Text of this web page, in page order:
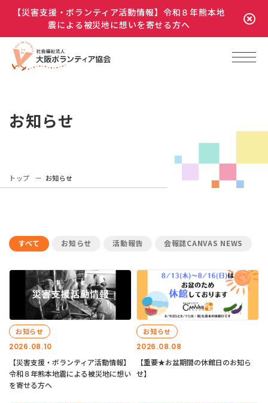
【災害支援・ボランティア活動情報】令和８年熊本地
震による被災地に想いを寄せる方へ
お知らせ
トップ お知らせ
すべて お知らせ 活動報告 会報誌CANVAS NEWS
2026.08.10
お知らせ
【災害支援・ボランティア活動情報】
令和８年熊本地震による被災地に想い
を寄せる方へ
2026.08.08
お知らせ
【重要★お盆期間の休館日のお知ら
せ】